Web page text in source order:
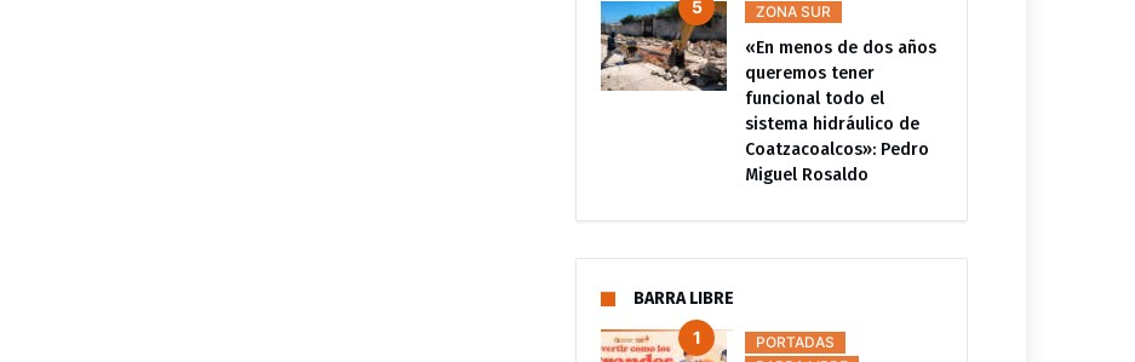
ZONA SUR
«En menos de dos años
queremos tener
funcional todo el
sistema hidráulico de
Coatzacoalcos»: Pedro
Miguel Rosaldo
BARRA LIBRE
PORTADAS